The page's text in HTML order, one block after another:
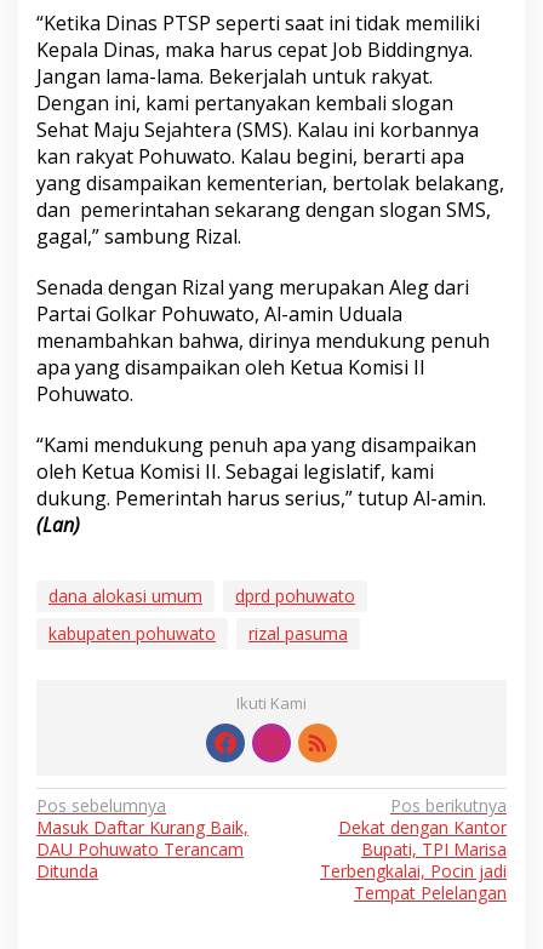
“Ketika Dinas PTSP seperti saat ini tidak memiliki
Kepala Dinas, maka harus cepat Job Biddingnya.
Jangan lama-lama. Bekerjalah untuk rakyat.
Dengan ini, kami pertanyakan kembali slogan
Sehat Maju Sejahtera (SMS). Kalau ini korbannya
kan rakyat Pohuwato. Kalau begini, berarti apa
yang disampaikan kementerian, bertolak belakang,
dan pemerintahan sekarang dengan slogan SMS,
gagal,” sambung Rizal.
Senada dengan Rizal yang merupakan Aleg dari
Partai Golkar Pohuwato, Al-amin Uduala
menambahkan bahwa, dirinya mendukung penuh
apa yang disampaikan oleh Ketua Komisi II
Pohuwato.
“Kami mendukung penuh apa yang disampaikan
oleh Ketua Komisi II. Sebagai legislatif, kami
dukung. Pemerintah harus serius,” tutup Al-amin.
(Lan)
dana alokasi umum
dprd pohuwato
kabupaten pohuwato
rizal pasuma
Ikuti Kami
Navigasi
pos
Pos sebelumnya
Masuk Daftar Kurang Baik,
DAU Pohuwato Terancam
Ditunda
Pos berikutnya
Dekat dengan Kantor
Bupati, TPI Marisa
Terbengkalai, Pocin jadi
Tempat Pelelangan